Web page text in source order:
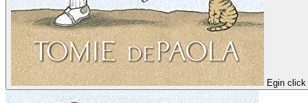
Egin